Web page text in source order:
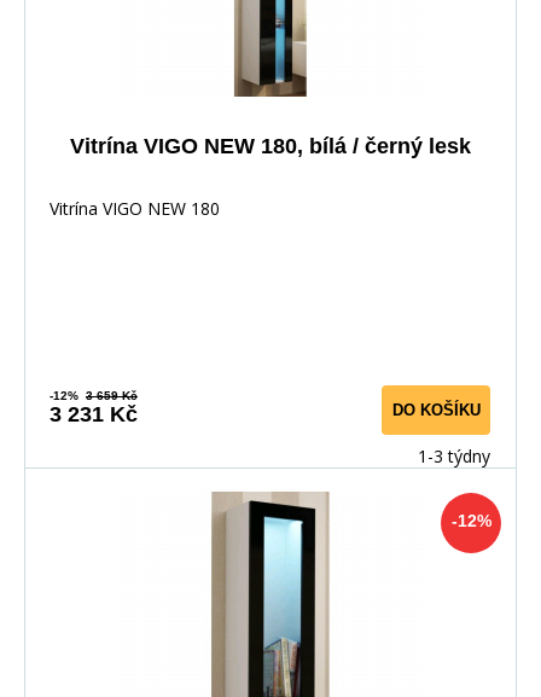
Vitrína VIGO NEW 180, bílá / černý lesk
Vitrína VIGO NEW 180
-12% 3 659 Kč
3 231 Kč DO KOŠÍKU
1-3 týdny
-12%